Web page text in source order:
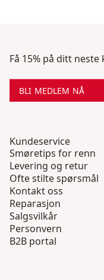
Få 15% på ditt
BLI MEDLEM NÅ
Kundeservice
Smøretips for renn
Levering og retur
Ofte stilte spørsmål
Kontakt oss
Reparasjon
Salgsvilkår
Personvern
B2B portal